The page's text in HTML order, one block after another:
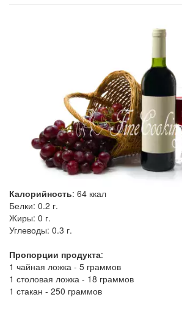
Калорийность: 64 ккал
Белки: 0.2 г.
Жиры: 0 г.
Углеводы: 0.3 г.
Пропорции продукта:
1 чайная ложка - 5 граммов
1 столовая ложка - 18 граммов
1 стакан - 250 граммов